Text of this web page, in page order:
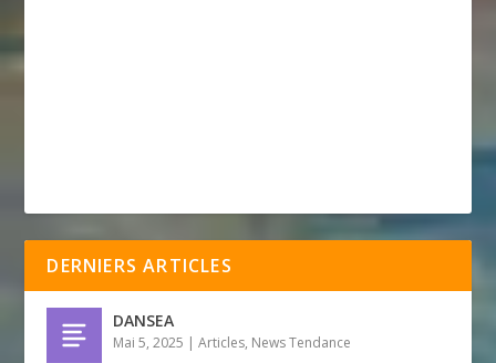
DERNIERS ARTICLES
DANSEA
Mai 5, 2025 |Articles, News Tendance